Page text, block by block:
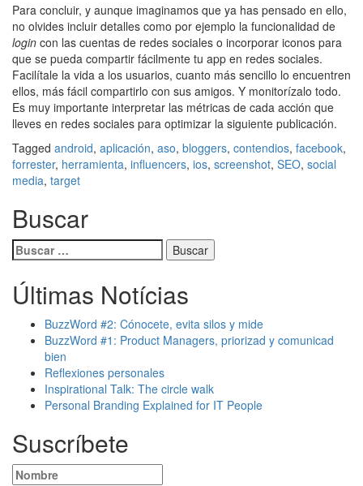
Para concluir, y aunque imaginamos que ya has pensado en ello,
no olvides incluir detalles como por ejemplo la funcionalidad de
login con las cuentas de redes sociales o incorporar iconos para
que se pueda compartir fácilmente tu app en redes sociales.
Facilítale la vida a los usuarios, cuanto más sencillo lo encuentren
ellos, más fácil compartirlo con sus amigos. Y monitorízalo todo.
Es muy importante interpretar las métricas de cada acción que
lleves en redes sociales para optimizar la siguiente publicación.
Tagged android, aplicación, aso, bloggers, contendios, facebook,
forrester, herramienta, influencers, ios, screenshot, SEO, social
media, target
Buscar
Buscar:
Últimas Notícias
BuzzWord #2: Cónocete, evita silos y mide
BuzzWord #1: Product Managers, priorizad y comunicad
bien
Reflexiones personales
Inspirational Talk: The circle walk
Personal Branding Explained for IT People
Suscríbete